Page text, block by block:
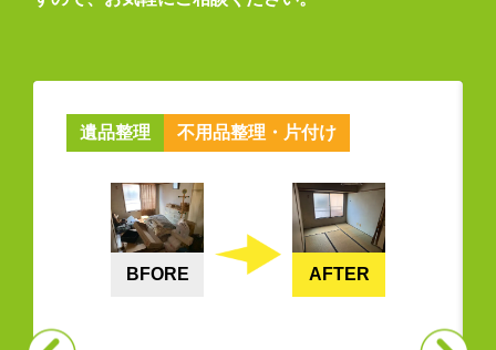
遺品整理
BFORE AFTER